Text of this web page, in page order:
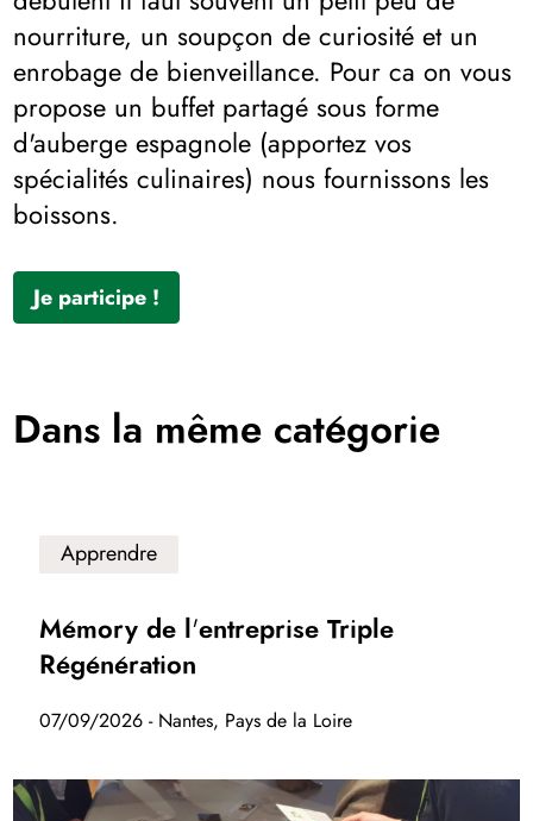
nourriture, un soupçon de curiosité et un
enrobage de bienveillance. Pour ca on vous
propose un buffet partagé sous forme
d'auberge espagnole (apportez vos
spécialités culinaires) nous fournissons les
boissons.
Je participe !
Dans la même catégorie
Apprendre
Mémory de l'entreprise Triple
Régénération
07/09/2026 - Nantes, Pays de la Loire